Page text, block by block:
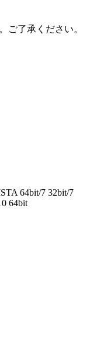
ご了承ください。
64bit/7 32bit/7
64bit